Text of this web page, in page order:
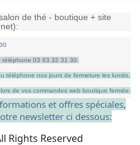
de thé - boutique + site
03 63 32 31 30.
téléphone nos jours de fermeture les lundis,
de vos commandes web boutique fermée.
et offres spéciales,
newsletter ci dessous:
Rights Reserved